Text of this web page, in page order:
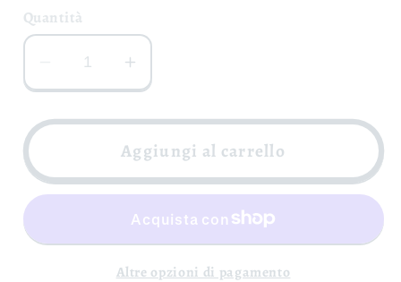
Quantità
Diminuisci
quantità
per
di
Avellino
DOCG
Aumenta
quantità
per
Fiano
Avellino
Signifer
DOCG
-
Aggiungi al carrello
Altre opzioni di pagamento